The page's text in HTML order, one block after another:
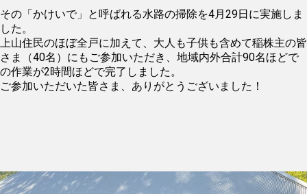
その「かけいで」と呼ばれる水路の掃除を4月29日に実施しま
した。
上山住民のほぼ全戸に加えて、大人も子供も含めて稲株主の皆
さま（40名）にもご参加いただき、地域内外合計90名ほどで
の作業が2時間ほどで完了しました。
ご参加いただいた皆さま、ありがとうございました！